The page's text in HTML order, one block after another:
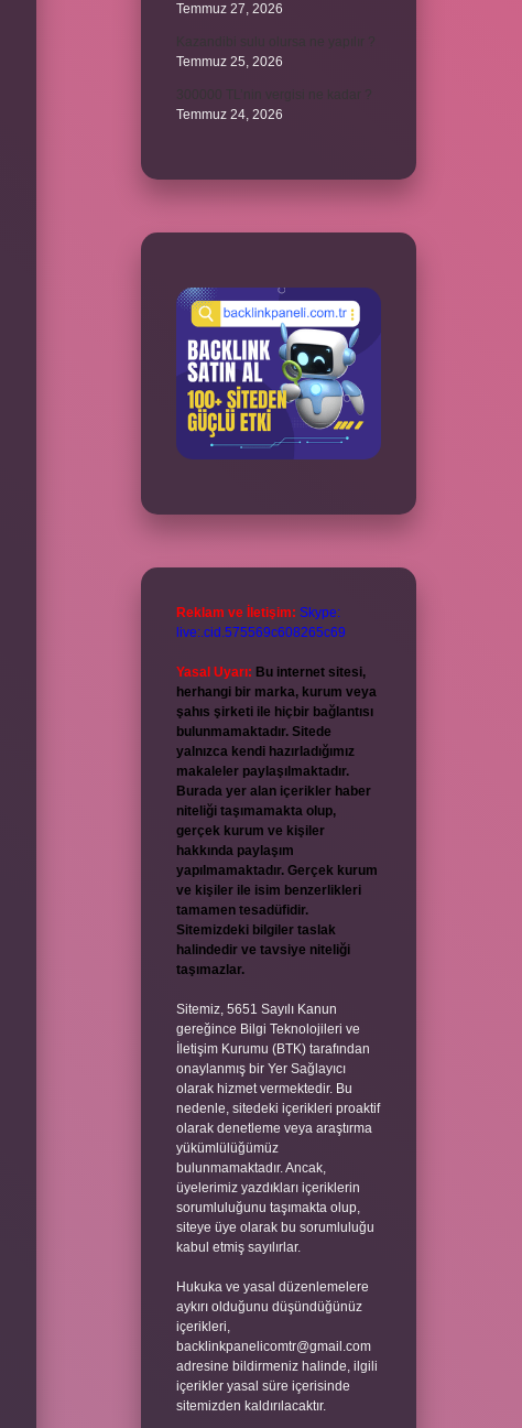
Temmuz 27, 2026
Kazandibi sulu olursa ne yapılır ?
Temmuz 25, 2026
Temmuz 24, 2026
Reklam ve İletişim: Skype:
live:.cid.575569c608265c69
Yasal Uyarı: Bu internet sitesi,
herhangi bir marka, kurum veya
şahıs şirketi ile hiçbir bağlantısı
bulunmamaktadır. Sitede
yalnızca kendi hazırladığımız
makaleler paylaşılmaktadır.
Burada yer alan içerikler haber
niteliği taşımamakta olup,
gerçek kurum ve kişiler
hakkında paylaşım
yapılmamaktadır. Gerçek kurum
ve kişiler ile isim benzerlikleri
tamamen tesadüfidir.
Sitemizdeki bilgiler taslak
halindedir ve tavsiye niteliği
taşımazlar.
Sitemiz, 5651 Sayılı Kanun
gereğince Bilgi Teknolojileri ve
İletişim Kurumu (BTK) tarafından
onaylanmış bir Yer Sağlayıcı
olarak hizmet vermektedir. Bu
nedenle, sitedeki içerikleri proaktif
olarak denetleme veya araştırma
yükümlülüğümüz
bulunmamaktadır. Ancak,
üyelerimiz yazdıkları içeriklerin
sorumluluğunu taşımakta olup,
siteye üye olarak bu sorumluluğu
kabul etmiş sayılırlar.
Hukuka ve yasal düzenlemelere
aykırı olduğunu düşündüğünüz
içerikleri,
backlinkpanelicomtr@gmail.com
adresine bildirmeniz halinde, ilgili
içerikler yasal süre içerisinde
sitemizden kaldırılacaktır.